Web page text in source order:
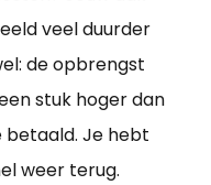
veel duurder
de opbrengst
stuk hoger dan
Je hebt
weer terug.